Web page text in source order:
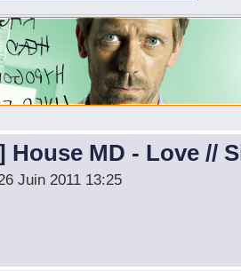
House MD - Love //
Juin 2011 13:25